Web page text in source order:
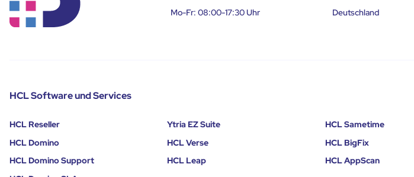
Mo-Fr: 08:00-17:30 Uhr
Deutschland
HCL Software und Services
HCL Reseller
HCL Domino
HCL Domino Support
Ytria EZ Suite
HCL Verse
HCL Leap
HCL Sametime
HCL BigFix
HCL AppScan